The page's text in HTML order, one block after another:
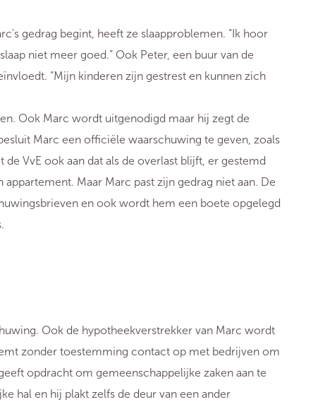
gedrag begint, heeft ze slaapproblemen. “Ik hoor
niet meer goed.” Ook Peter, een buur van de
“Mijn kinderen zijn gestrest en kunnen zich
Ook Marc wordt uitgenodigd maar hij zegt de
Marc een officiële waarschuwing te geven, zoals
VvE ook aan dat als de overlast blijft, er gestemd
Maar Marc past zijn gedrag niet aan. De
en ook wordt hem een boete opgelegd
Ook de hypotheekverstrekker van Marc wordt
zonder toestemming contact op met bedrijven om
opdracht om gemeenschappelijke zaken aan te
hal en hij plakt zelfs de deur van een ander